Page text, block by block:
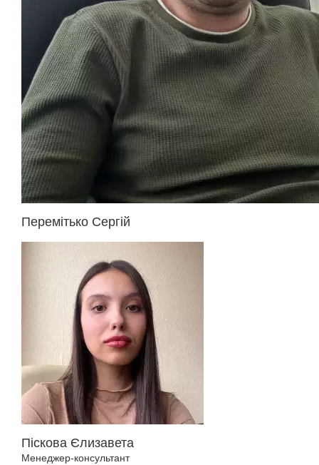
Перемітько Сергій
Піскова Єлизавета
Менеджер-консультант